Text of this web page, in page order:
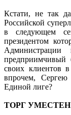
Кстати, не так
Российской
в следующем
президентом
Администрации
предприимчивый
своих клиентов
впрочем,
Единой лиге?
ТОРГ УМЕСТЕН